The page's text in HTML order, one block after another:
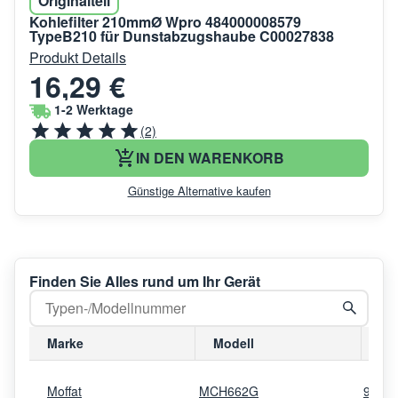
Kohlefilter 210mmØ Wpro 484000008579
TypeB210 für Dunstabzugshaube C00027838
Produkt Details
16,29 €
1-2 Werktage
(2)
IN DEN WARENKORB
Günstige Alternative kaufen
Finden Sie Alles rund um Ihr Gerät
Marke Modell
Moffat MCH662G